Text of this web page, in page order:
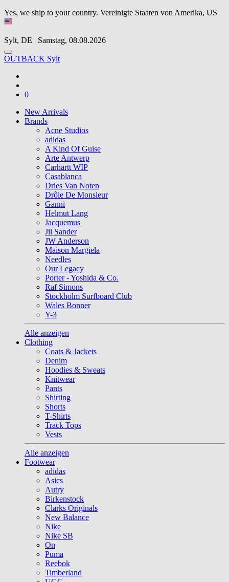
Yes, we ship to your country. Vereinigte Staaten von Amerika, US
Sylt, DE | Samstag, 08.08.2026
OUTBACK Sylt
0
New Arrivals
Brands
Acne Studios
adidas
A Kind Of Guise
Arte Antwerp
Carhartt WIP
Casablanca
Dries Van Noten
Drôle De Monsieur
Ganni
Helmut Lang
Jacquemus
Jil Sander
JW Anderson
Maison Margiela
Needles
Our Legacy
Porter - Yoshida & Co.
Raf Simons
Stockholm Surfboard Club
Wales Bonner
Y-3
Alle anzeigen
Clothing
Coats & Jackets
Denim
Hoodies & Sweats
Knitwear
Pants
Shirting
Shorts
T-Shirts
Track Tops
Vests
Alle anzeigen
Footwear
adidas
Asics
Autry
Birkenstock
Clarks Originals
New Balance
Nike
Nike SB
On
Puma
Reebok
Timberland